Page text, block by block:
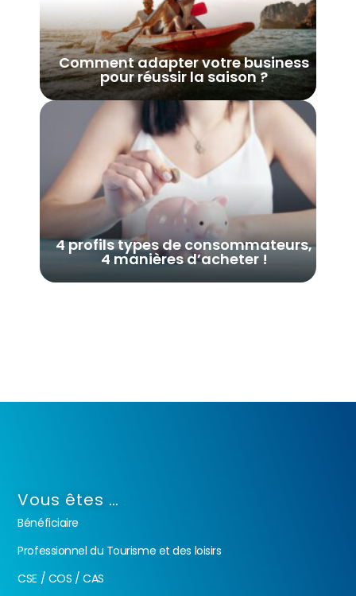
Comment adapter votre business
pour réussir la saison ?
4 profils types de consommateurs,
4 manières d’acheter !
Vous êtes …
Bénéficiaire
Professionnel du Tourisme et des loisirs
CSE / COS / CAS